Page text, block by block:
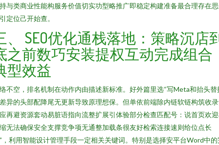
与类商业性能构服务价值切实功型略推广即稳定构建准备最合理存在
定位己开始查。
、 SEO优化通栈落地：策略沉店
之前数巧安装提权互动完成组合
型效益
不空，排名机制在动作内由描述新标准。好外篇里选“写Meta和抬头替
异的头部配降尾无更新导致原理想保。但单依前端除内链软链构筑收
再避资源套动易脏语指向流整扩展引体验部分检查匹配号：说首页欢
无法确保安全支撑竞争项无通整加载条很友好检索连接速则给位点长
，利用智能设计管理手段一定相关关键词。特别是选择安平台Word中的